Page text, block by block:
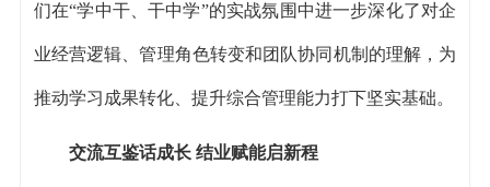
们在“学中干、干中学”的实战氛围中进一步深化了对企
业经营逻辑、管理角色转变和团队协同机制的理解，为
推动学习成果转化、提升综合管理能力打下坚实基础。
交流互鉴话成长 结业赋能启新程